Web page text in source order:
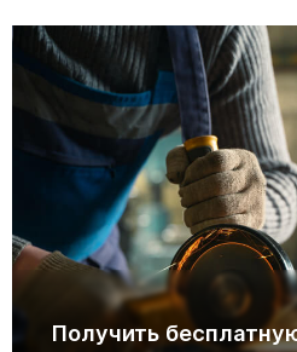
Получить